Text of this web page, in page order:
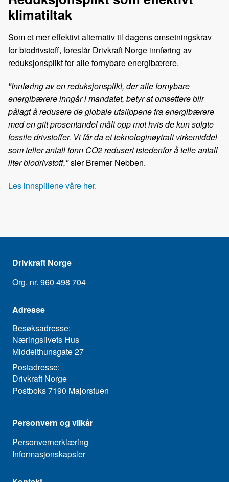
klimatiltak
Som et mer effektivt alternativ til dagens omsetningskrav
for biodrivstoff, foreslår Drivkraft Norge innføring av
reduksjonsplikt for alle fornybare energibærere.
"Innføring av en reduksjonsplikt, der alle fornybare
energibærere inngår i mandatet, betyr at omsettere blir
pålagt å redusere de globale utslippene fra energibærere
med en gitt prosentandel målt opp mot hvis de kun solgte
fossile drivstoffer. Vi får da et teknologinøytralt virkemiddel
som teller antall tonn CO2 redusert istedenfor å telle antall
liter biodrivstoff,"sier Bremer Nebben.
Les innspillene våre her.
Drivkraft Norge
Org. nr. 960 498 704
Adresse
Besøksadresse:
Næringslivets Hus
Middelthunsgate 27
Postadresse:
Drivkraft Norge
Postboks 7190 Majorstuen
Personvern og vilkår
Personvernerklæring
Informasjonskapsler